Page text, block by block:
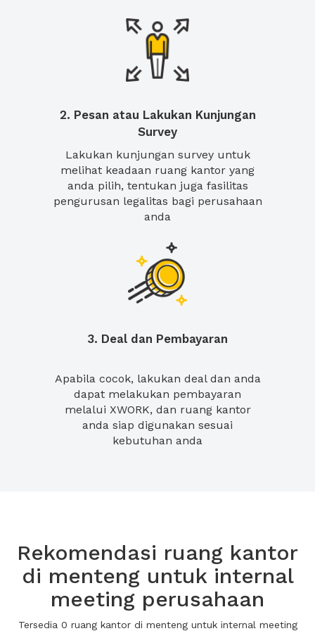
2. Pesan atau Lakukan Kunjungan
Survey
Lakukan kunjungan survey untuk
melihat keadaan ruang kantor yang
anda pilih, tentukan juga fasilitas
pengurusan legalitas bagi perusahaan
anda
3. Deal dan Pembayaran
Apabila cocok, lakukan deal dan anda
dapat melakukan pembayaran
melalui XWORK, dan ruang kantor
anda siap digunakan sesuai
kebutuhan anda
Rekomendasi ruang kantor
di menteng untuk internal
meeting perusahaan
Tersedia 0 ruang kantor di menteng untuk internal meeting